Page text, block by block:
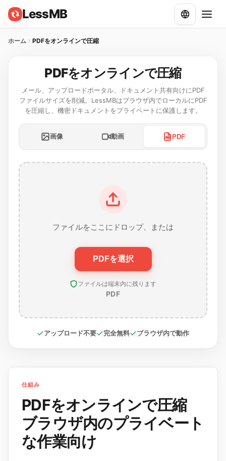
LessMB
ホーム PDFをオンラインで圧縮
PDFをオンラインで圧縮
メール、アップロードポータル、ドキュメント共有向けにPDF
ファイルサイズを削減。LessMBはブラウザ内でローカルにPDF
を圧縮し、機密ドキュメントをプライベートに保護します。
画像 動画 PDF
ファイルをここにドロップ、または
PDFを選択
ファイルは端末内に残ります
PDF
アップロード不要 完全無料 ブラウザ内で動作
仕組み
PDFをオンラインで圧縮
ブラウザ内のプライベート
な作業向け